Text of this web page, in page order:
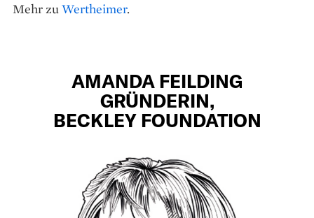
Mehr zuWertheimer.
AMANDA FEILDING
GRÜNDERIN,
BECKLEY FOUNDATION